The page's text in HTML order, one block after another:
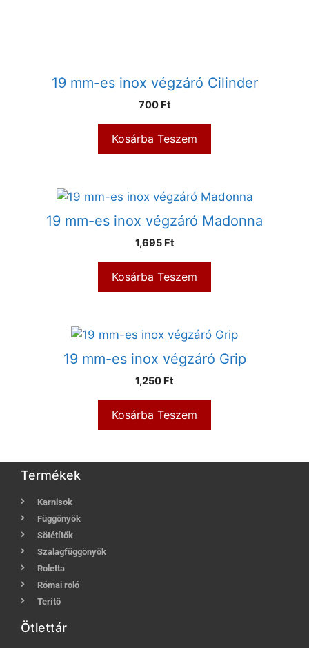
19 mm-es inox végzáró Cilinder
700 Ft
Kosárba Teszem
19 mm-es inox végzáró Madonna
1,695 Ft
Kosárba Teszem
19 mm-es inox végzáró Grip
1,250 Ft
Kosárba Teszem
Termékek
Karnisok
Függönyök
Sötétítők
Szalagfüggönyök
Roletta
Római roló
Terítő
Ötlettár